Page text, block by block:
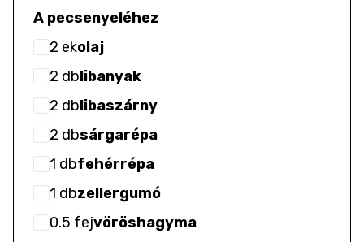
A pecsenyeléhez
2 ekolaj
2 dblibanyak
2 dblibaszárny
2 dbsárgarépa
1 dbfehérrépa
1 dbzellergumó
0.5 fejvöröshagyma